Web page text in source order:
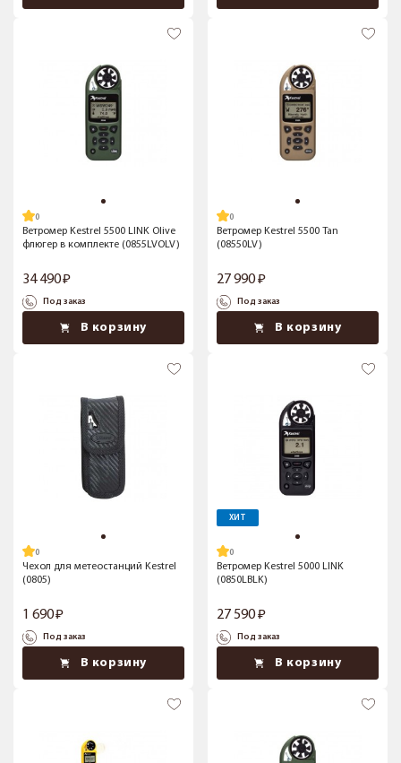
Ветромер Kestrel 5500 LINK Olive
флюгер в комплекте (0855LVOLV)
34 490
Под заказ
В корзину
Ветромер Kestrel 5500 Tan
(08550LV)
27 990
Под заказ
В корзину
Чехол для метеостанций Kestrel
(0805)
1 690
Под заказ
В корзину
ХИТ
Ветромер Kestrel 5000 LINK
(0850LBLK)
27 590
Под заказ
В корзину